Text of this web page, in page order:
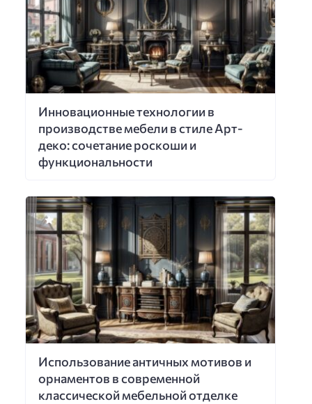
Инновационные технологии в
производстве мебели в стиле Арт-
деко: сочетание роскоши и
функциональности
Использование античных мотивов и
орнаментов в современной
классической мебельной отделке